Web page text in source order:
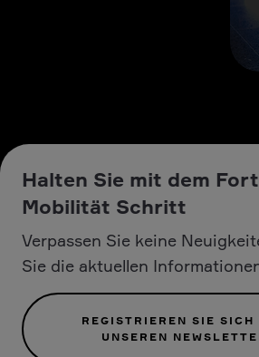
Halten Sie mit dem
Mobilität Schritt
Verpassen Sie keine
Sie die aktuellen
REGISTRIEREN SIE SICH
UNSEREN